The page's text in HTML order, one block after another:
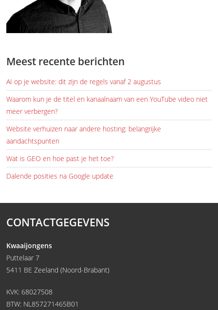
Meest recente berichten
AI op je website: dit zijn de regels vanaf 2 augustus
Waarom kun je de titel en kanaalnaam van een YouTube video niet
meer verbergen?
Website verhuizen naar andere hosting: belangrijke
aandachtspunten
Wat is GEO en hoe past je het toe?
Dalende posities na Google update
CONTACTGEGEVENS
Kwaaijongens
Puttelaar 7
5411 BE Zeeland (Noord-Brabant)
KVK: 68027508
BTW: NL857271465B01